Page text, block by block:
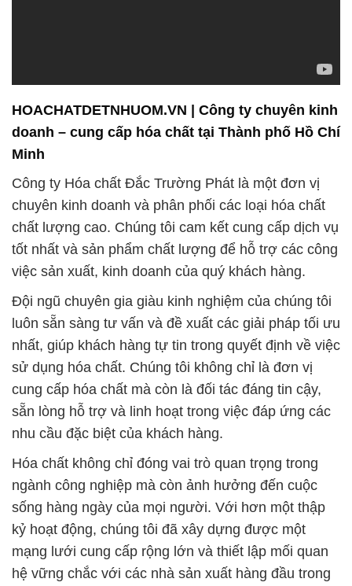
HOACHATDETNHUOM.VN | Công ty chuyên kinh
doanh – cung cấp hóa chất tại Thành phố Hồ Chí
Minh
Công ty Hóa chất Đắc Trường Phát là một đơn vị
chuyên kinh doanh và phân phối các loại hóa chất
chất lượng cao. Chúng tôi cam kết cung cấp dịch vụ
tốt nhất và sản phẩm chất lượng để hỗ trợ các công
việc sản xuất, kinh doanh của quý khách hàng.
Đội ngũ chuyên gia giàu kinh nghiệm của chúng tôi
luôn sẵn sàng tư vấn và đề xuất các giải pháp tối ưu
nhất, giúp khách hàng tự tin trong quyết định về việc
sử dụng hóa chất. Chúng tôi không chỉ là đơn vị
cung cấp hóa chất mà còn là đối tác đáng tin cậy,
sẵn lòng hỗ trợ và linh hoạt trong việc đáp ứng các
nhu cầu đặc biệt của khách hàng.
Hóa chất không chỉ đóng vai trò quan trọng trong
ngành công nghiệp mà còn ảnh hưởng đến cuộc
sống hàng ngày của mọi người. Với hơn một thập
kỷ hoạt động, chúng tôi đã xây dựng được một
mạng lưới cung cấp rộng lớn và thiết lập mối quan
hệ vững chắc với các nhà sản xuất hàng đầu trong